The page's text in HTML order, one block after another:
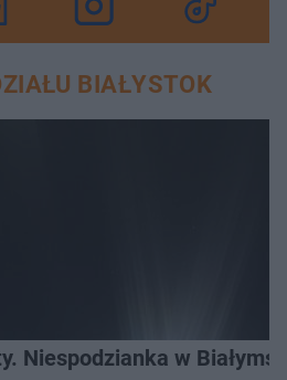
BIAŁYSTOK
Niespodzianka w